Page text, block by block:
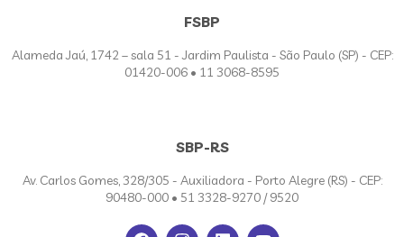
FSBP
Alameda Jaú, 1742 – sala 51 - Jardim Paulista - São Paulo (SP) - CEP:
01420-006 • 11 3068-8595
SBP-RS
Av. Carlos Gomes, 328/305 - Auxiliadora - Porto Alegre (RS) - CEP:
90480-000 • 51 3328-9270 / 9520